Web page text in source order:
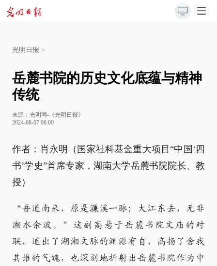
光明日报 >
岳麓书院的历史文化底蕴与精神
传统
来源： 光明网-《光明日报》
2024-08-07 06:00
作者：肖永明（国家社科基金重大项目“中国‘四
书’学史”首席专家，湖南大学岳麓书院院长、教
授）
“吾道南来，原是濂溪一脉；大江东去，无非
湘水余波。”这副高悬于岳麓书院文庙的对
联，道出了湖湘文脉的渊源有自，高扬了舍我
其谁的气魄，也深刻地折射出岳麓书院作为中